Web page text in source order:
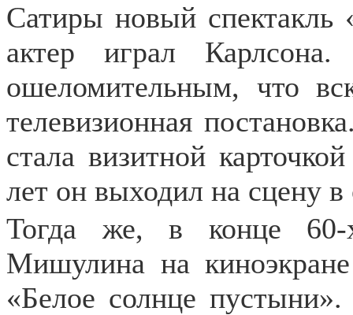
Сатиры новый
актер играл
ошеломительным, что
телевизионная
стала визитной
лет он выходил на сцену в
Тогда же, в конце 60-
Мишулина на
«Белое солнце